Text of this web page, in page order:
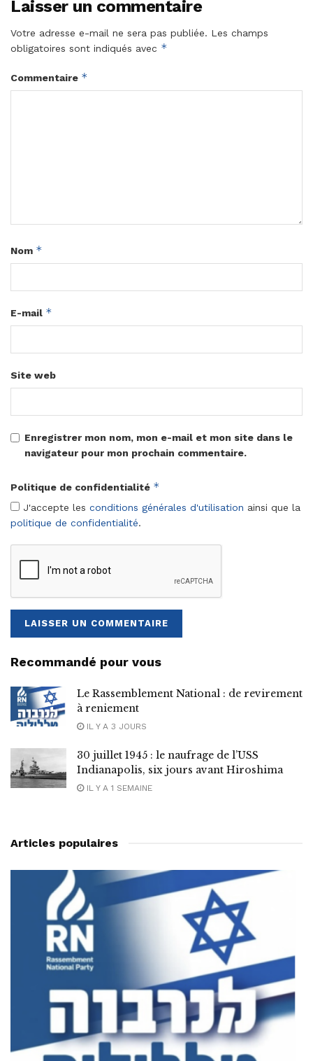
Laisser un commentaire
Votre adresse e-mail ne sera pas publiée. Les champs
obligatoires sont indiqués avec *
Commentaire *
Nom *
E-mail *
Site web
Enregistrer mon nom, mon e-mail et mon site dans le
navigateur pour mon prochain commentaire.
Politique de confidentialité *
J'accepte les conditions générales d'utilisation ainsi que la
politique de confidentialité.
Recommandé pour vous
Le Rassemblement National : de revirement
à reniement
IL Y A 3 JOURS
30 juillet 1945 : le naufrage de l’USS
Indianapolis, six jours avant Hiroshima
IL Y A 1 SEMAINE
Articles populaires